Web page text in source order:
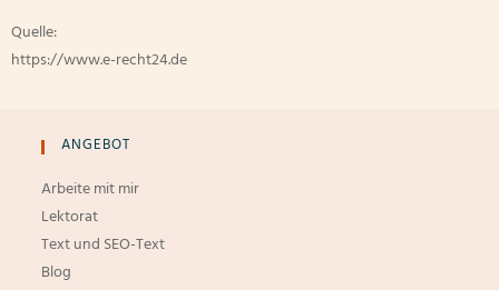
Quelle:
https://www.e-recht24.de
ANGEBOT
Arbeite mit mir
Lektorat
Text und SEO-Text
Blog